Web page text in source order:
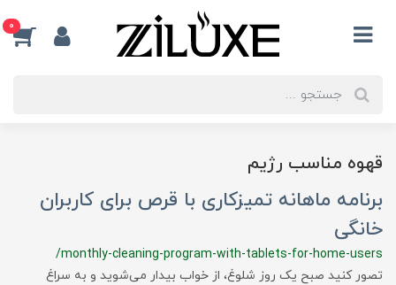
0
قهوه مناسب رژیم
برنامه ماهانه تمیزکاری با قرص برای کاربران
خانگی
/monthly-cleaning-program-with-tablets-for-home-users
تصور کنید صبح یک روز شلوغ، از خواب بیدار می‌شوید و به سراغ